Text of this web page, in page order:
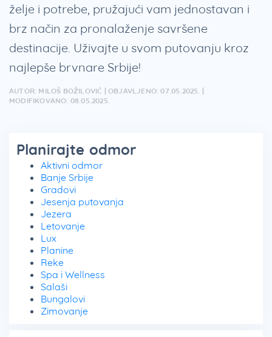
želje i potrebe, pružajući vam jednostavan i
brz način za pronalaženje savršene
destinacije. Uživajte u svom putovanju kroz
najlepše brvnare Srbije!
AUTOR: MILOŠ BOŽILOVIĆ | OBJAVLJENO: 07.05.2025. |
MODIFIKOVANO: 08.05.2025.
Planirajte odmor
Aktivni odmor
Banje Srbije
Gradovi
Jesenja putovanja
Jezera
Letovanje
Lux
Planine
Reke
Spa i Wellness
Salaši
Bungalovi
Zimovanje